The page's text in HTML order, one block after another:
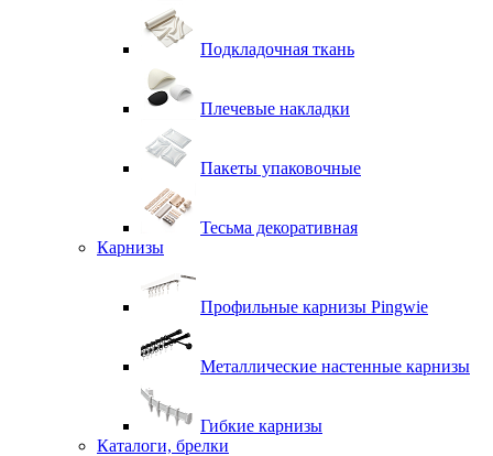
Подкладочная ткань
Плечевые накладки
Пакеты упаковочные
Тесьма декоративная
Карнизы
Профильные карнизы Pingwie
Металлические настенные карнизы
Гибкие карнизы
Каталоги, брелки